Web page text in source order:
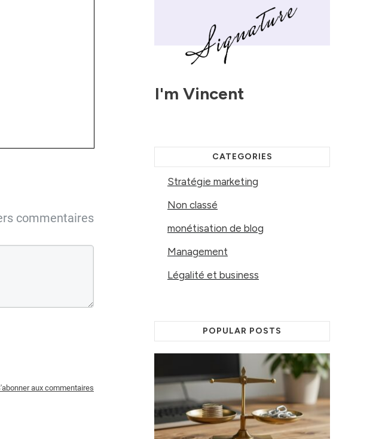
commentaires
aux commentaires
I'm Vincent
CATEGORIES
Stratégie marketing
Non classé
monétisation de blog
Management
Légalité et business
POPULAR POSTS